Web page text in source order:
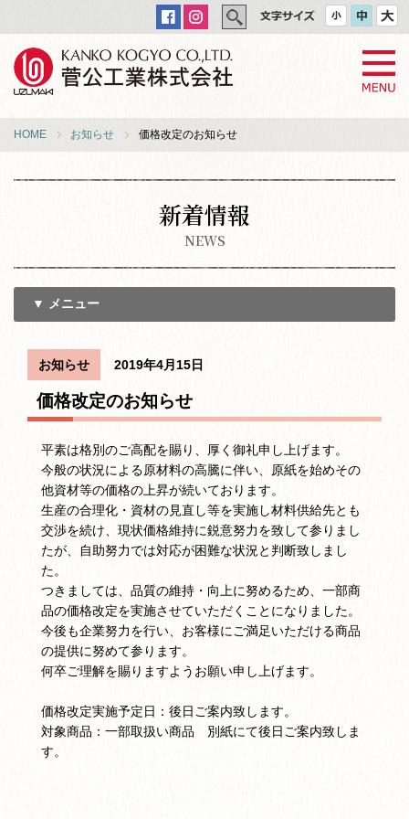
HOME お知らせ 価格改定のお知らせ
新着情報
NEWS
▼ メニュー
お知らせ 2019年4月15日
価格改定のお知らせ
平素は格別のご高配を賜り、厚く御礼申し上げます。
今般の状況による原材料の高騰に伴い、原紙を始めその
他資材等の価格の上昇が続いております。
生産の合理化・資材の見直し等を実施し材料供給先とも
交渉を続け、現状価格維持に鋭意努力を致して参りまし
たが、自助努力では対応が困難な状況と判断致しまし
た。
つきましては、品質の維持・向上に努めるため、一部商
品の価格改定を実施させていただくことになりました。
今後も企業努力を行い、お客様にご満足いただける商品
の提供に努めて参ります。
何卒ご理解を賜りますようお願い申し上げます。
価格改定実施予定日：後日ご案内致します。
対象商品：一部取扱い商品 別紙にて後日ご案内致しま
す。